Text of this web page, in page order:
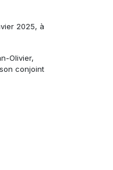
2025, à
Olivier,
conjoint